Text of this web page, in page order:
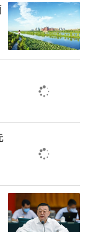
展；全面提
设水平和公
例组合指数
于20%，平
者体
天”、0元
多学科“一
、检验检查
升医疗质量